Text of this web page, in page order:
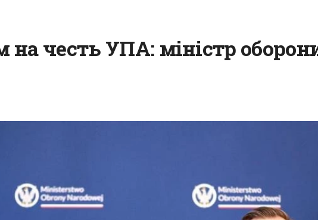
на честь УПА: міністр